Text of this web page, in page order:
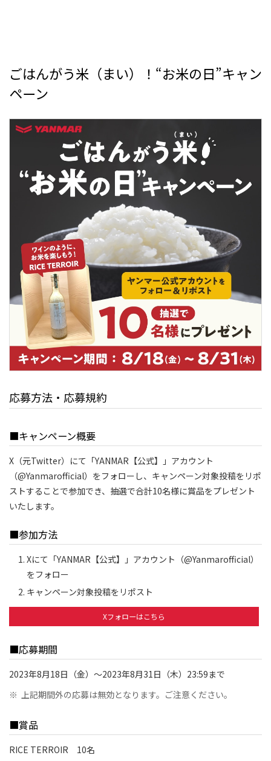
ごはんがう米（まい）！“お米の日”キャン
ペーン
応募方法・応募規約
■キャンペーン概要
X（元Twitter）にて「YANMAR【公式】」アカウント
（@Yanmarofficial）をフォローし、キャンペーン対象投稿をリポ
ストすることで参加でき、抽選で合計10名様に賞品をプレゼント
いたします。
■参加方法
Xにて「YANMAR【公式】」アカウント（@Yanmarofficial）
をフォロー
キャンペーン対象投稿をリポスト
Xフォローはこちら
■応募期間
2023年8月18日（金）～2023年8月31日（木）23:59まで
※ 上記期間外の応募は無効となります。ご注意ください。
■賞品
RICE TERROIR 10名